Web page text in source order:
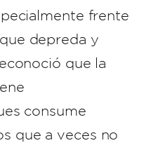
frente
depreda y
que la
consume
que a veces no